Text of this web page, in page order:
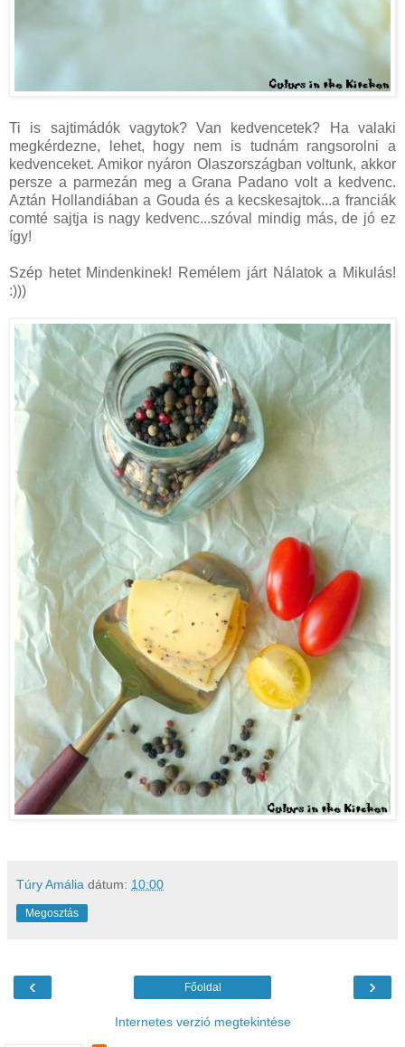
Ti is sajtimádók vagytok? Van kedvencetek? Ha valaki
megkérdezne, lehet, hogy nem is tudnám rangsorolni a
kedvenceket. Amikor nyáron Olaszországban voltunk, akkor
persze a parmezán meg a Grana Padano volt a kedvenc.
Aztán Hollandiában a Gouda és a kecskesajtok...a franciák
comté sajtja is nagy kedvenc...szóval mindig más, de jó ez
így!
Szép hetet Mindenkinek! Remélem járt Nálatok a Mikulás!
:)))
Túry Amália dátum: 10:00
Megosztás
‹ ›
Főoldal
Internetes verzió megtekintése